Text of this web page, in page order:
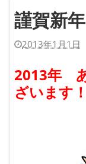
謹賀新年
2013年1月1日
2013年
ざいます！